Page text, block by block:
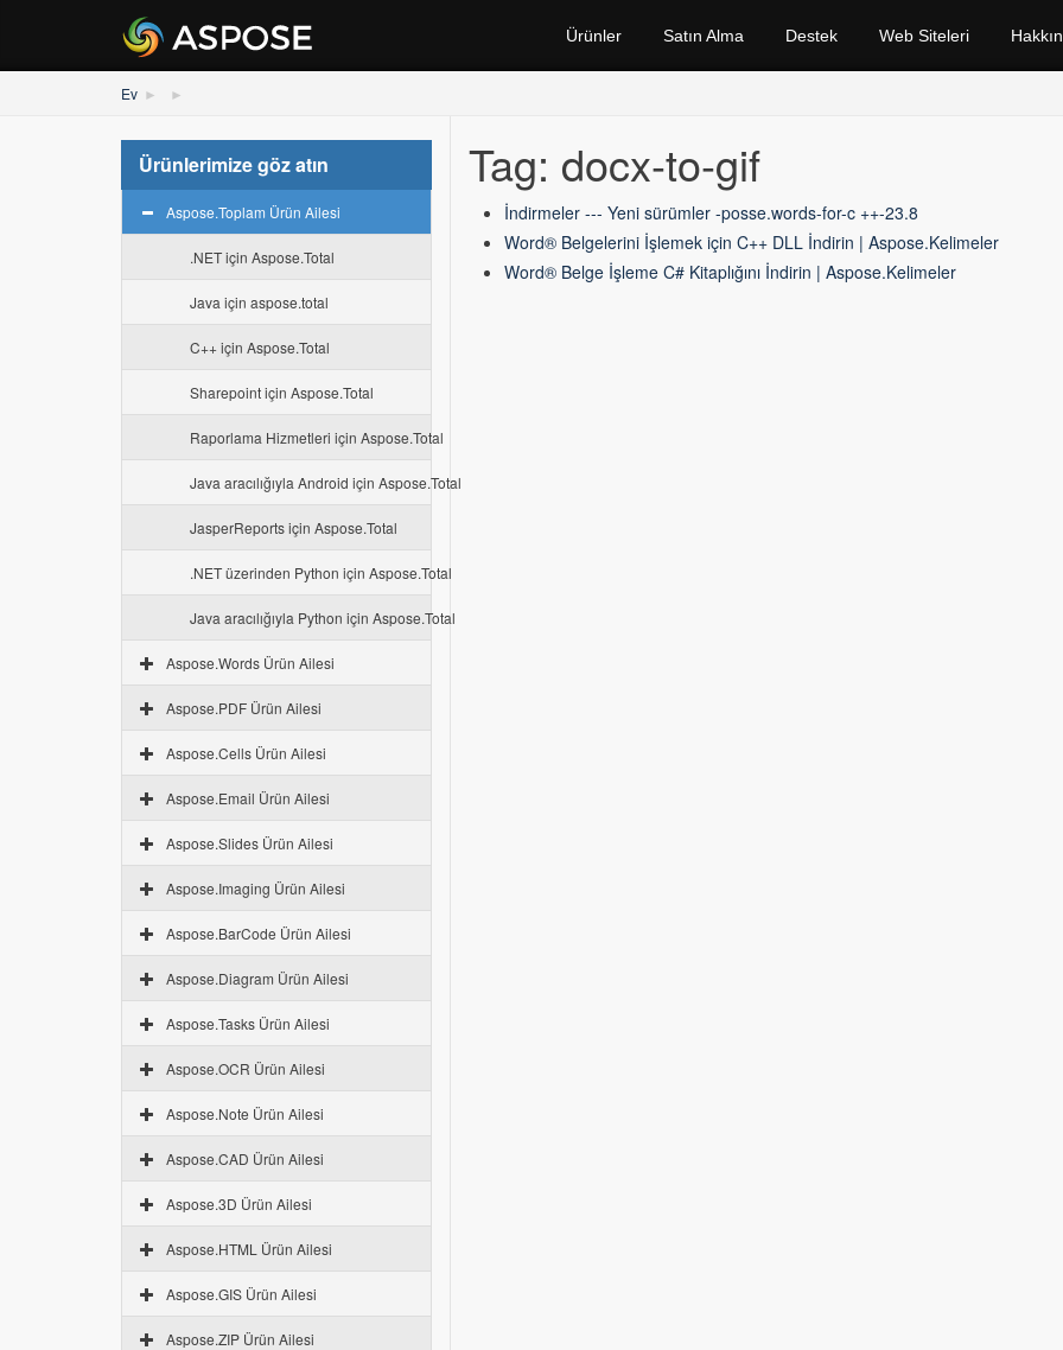
Ürünler Satın Alma Destek Web Siteleri
Ev
Ürünlerimize göz atın
Aspose.Toplam Ürün Ailesi
.NET için Aspose.Total
Java için aspose.total
C++ için Aspose.Total
Sharepoint için Aspose.Total
Raporlama Hizmetleri için Aspose.Total
Java aracılığıyla Android için Aspose.Total
JasperReports için Aspose.Total
.NET üzerinden Python için Aspose.Total
Java aracılığıyla Python için Aspose.Total
Aspose.Words Ürün Ailesi
Aspose.PDF Ürün Ailesi
Aspose.Cells Ürün Ailesi
Aspose.Email Ürün Ailesi
Aspose.Slides Ürün Ailesi
Aspose.Imaging Ürün Ailesi
Aspose.BarCode Ürün Ailesi
Aspose.Diagram Ürün Ailesi
Aspose.Tasks Ürün Ailesi
Aspose.OCR Ürün Ailesi
Aspose.Note Ürün Ailesi
Aspose.CAD Ürün Ailesi
Aspose.3D Ürün Ailesi
Aspose.HTML Ürün Ailesi
Aspose.GIS Ürün Ailesi
Aspose.ZIP Ürün Ailesi
Tag: docx-to-gif
İndirmeler --- Yeni sürümler -posse.words-for-c ++-23.8
Word® Belgelerini İşlemek için C++ DLL İndirin | Aspose.Kelimeler
Word® Belge İşleme C# Kitaplığını İndirin | Aspose.Kelimeler